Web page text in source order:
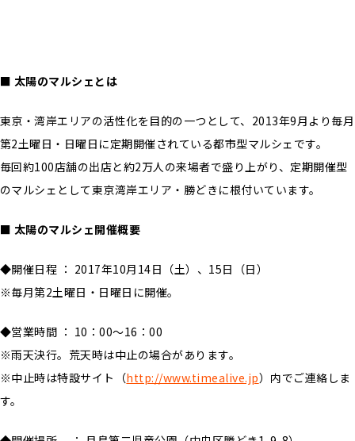
■ 太陽のマルシェとは
東京・湾岸エリアの活性化を目的の一つとして、2013年9月より毎月
第2土曜日・日曜日に定期開催されている都市型マルシェです。
毎回約100店舗の出店と約2万人の来場者で盛り上がり、定期開催型
のマルシェとして東京湾岸エリア・勝どきに根付いています。
■ 太陽のマルシェ開催概要
◆開催日程 ： 2017年10月14日（土）、15日（日）
※毎月第2土曜日・日曜日に開催。
◆営業時間 ： 10：00～16：00
※雨天決行。荒天時は中止の場合があります。
※中止時は特設サイト（http://www.timealive.jp）内でご連絡しま
す。